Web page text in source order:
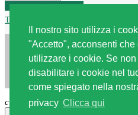
Il nostro sito utilizza i
"Accetto", acconsenti che
utilizzare i cookie. Se
disabilitare i cookie nel
come spiegato nella
privacy Clicca qui
Recesso dal contratto
Traccia stato del recesso
Copyright © 2026Centro edile
close